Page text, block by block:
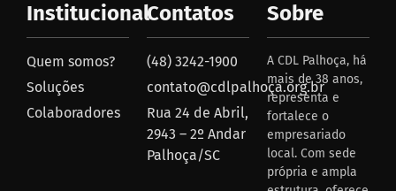
Institucional
Quem somos?
Soluções
Colaboradores
Contatos
(48) 3242-1900
contato@cdlpalhoça.org.br
Rua 24 de Abril,
2943 – 2º Andar
Palhoça/SC
Sobre
A CDL Palhoça, há
mais de 38 anos,
representa e
fortalece o
empresariado
local. Com sede
própria e ampla